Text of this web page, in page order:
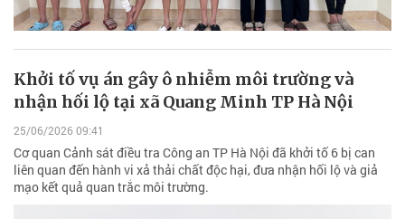
Khởi tố vụ án gây ô nhiễm môi trường và
nhận hối lộ tại xã Quang Minh TP Hà Nội
25/06/2026 09:41
Cơ quan Cảnh sát điều tra Công an TP Hà Nội đã khởi tố 6 bị can
liên quan đến hành vi xả thải chất độc hại, đưa nhận hối lộ và giả
mạo kết quả quan trắc môi trường.